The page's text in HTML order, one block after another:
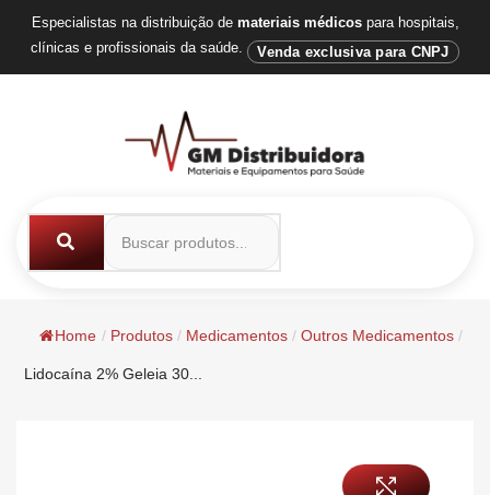
Especialistas na distribuição de materiais médicospara hospitais,
clínicas e profissionais da saúde.
Venda exclusiva para CNPJ
Home / Produtos / Medicamentos / Outros Medicamentos /
Lidocaína 2% Geleia 30...